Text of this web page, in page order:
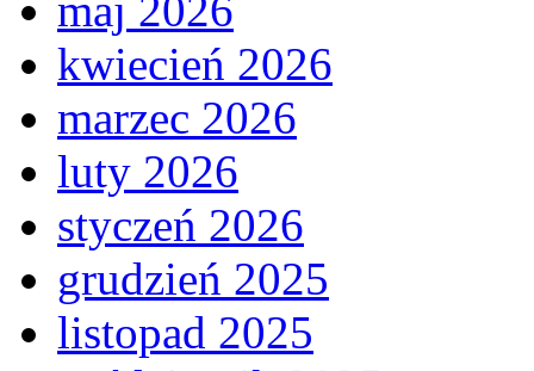
maj 2026
kwiecień 2026
marzec 2026
luty 2026
styczeń 2026
grudzień 2025
listopad 2025